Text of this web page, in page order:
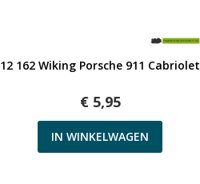
Snel bekijken
12 162 Wiking Porsche 911 Cabriolet
€ 5,95
IN WINKELWAGEN